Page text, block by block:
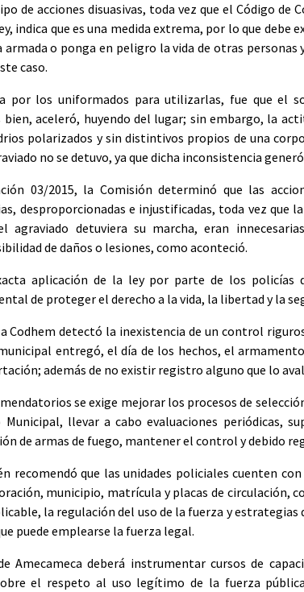
de acciones disuasivas, toda vez que el Código de
indica que es una medida extrema, por lo que debe
o ponga en peligro la vida de otras
caso.
por los uniformados para utilizarlas, fue que el
bien, aceleró, huyendo del lugar; sin embargo, la
polarizados y sin distintivos propios de una
no se detuvo, ya que dicha inconsistencia
03/2015, la Comisión determinó que las
desproporcionadas e injustificadas, toda vez que
agraviado detuviera su marcha, eran
de daños o lesiones, como aconteció.
aplicación de la ley por parte de los policías
de proteger el derecho a la vida, la libertad y la
Codhem detectó la inexistencia de un control
entregó, el día de los hechos, el
además de no existir registro alguno que lo
se exige mejorar los procesos de
llevar a cabo evaluaciones periódicas,
de armas de fuego, mantener el control y debido
recomendó que las unidades policiales cuenten
municipio, matrícula y placas de circulación,
la regulación del uso de la fuerza y estrategias
puede emplearse la fuerza legal.
Amecameca deberá instrumentar cursos de
el respeto al uso legítimo de la fuerza